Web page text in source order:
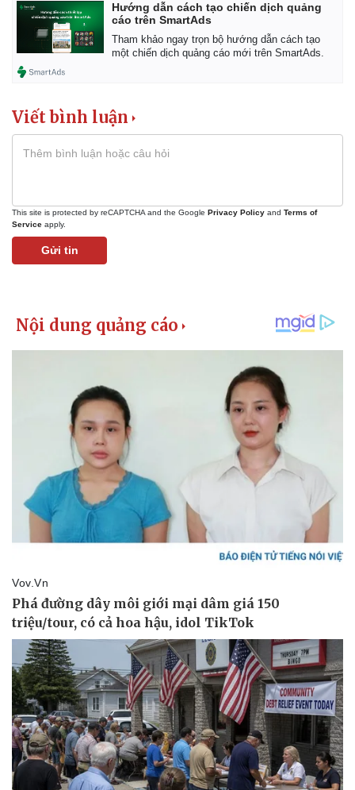
Kinh tế
Bất động sản
Thị trường
Giá vàng
Hướng dẫn cách tạo chiến dịch quảng
cáo trên SmartAds
Tham khảo ngay trọn bộ hướng dẫn cách tạo
một chiến dịch quảng cáo mới trên SmartAds.
Viết bình luận
This site is protected by reCAPTCHA and the Google Privacy Policy and Terms of
Service apply.
Gửi tin